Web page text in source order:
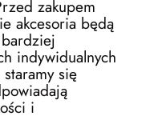
zakupem
akcesoria będą
indywidualnych
się
i